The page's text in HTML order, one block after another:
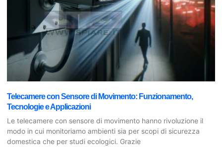
Telecamere con Sensore di Movimento: Funzionamento,
Tecnologie e Applicazioni
Le telecamere con sensore di movimento hanno rivoluzione il
modo in cui monitoriamo ambienti sia per scopi di sicurezza
domestica che per studi ecologici. Grazie